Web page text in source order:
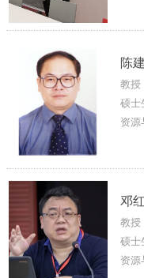
陈
教授
硕士
资源
邓
教授
硕士
资源